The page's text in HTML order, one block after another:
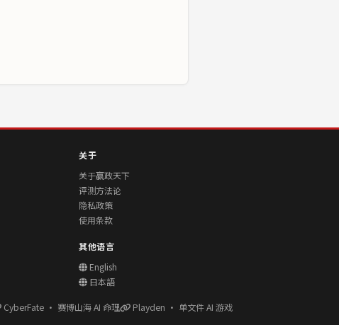
关于
关于赢政天下
评测方法论
隐私政策
使用条款
其他语言
English
日本語
CyberFate · 赛博山海 AI 命理
Playden · 单文件 AI 游戏